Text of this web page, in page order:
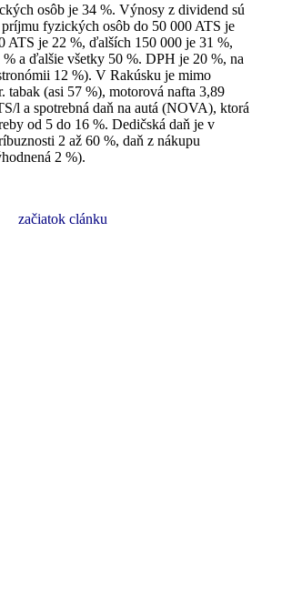
osôb je 34 %. Výnosy z dividend sú
fyzických osôb do 50 000 ATS je
ATS je 22 %, ďalších 150 000 je 31 %,
a ďalšie všetky 50 %. DPH je 20 %, na
12 %). V Rakúsku je mimo
tabak (asi 57 %), motorová nafta 3,89
l a spotrebná daň na autá (NOVA), ktorá
od 5 do 16 %. Dedičská daň je v
2 až 60 %, daň z nákupu
2 %).
začiatok clánku